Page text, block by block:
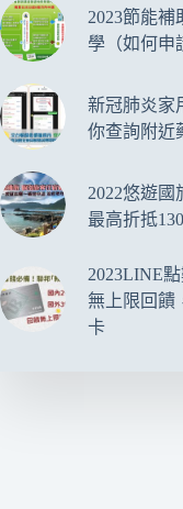
2023節能
學（如何申
新冠肺炎家
你查詢附近
2022悠遊
最高折抵
2023LINE
無上限回饋
卡